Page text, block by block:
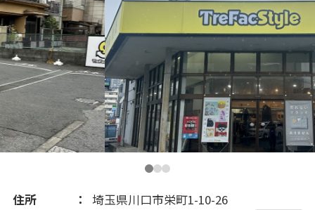
2020(230)
2019(212)
2018(34)
2017(120)
2016(183)
住所
埼玉県川口市栄町1-10-26